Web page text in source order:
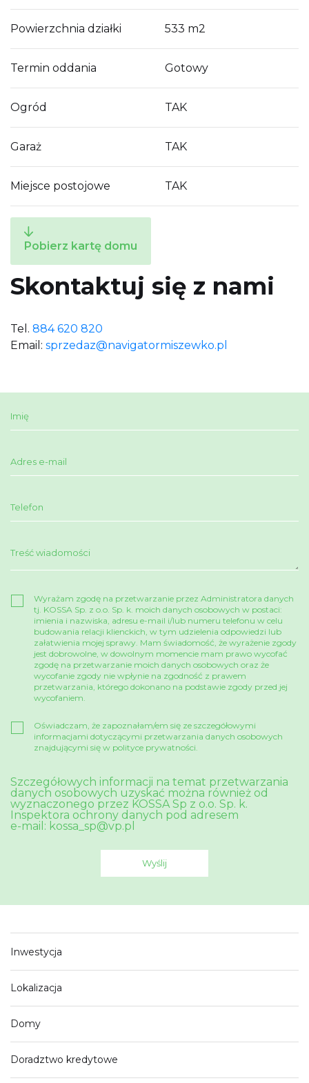
Powierzchnia działki 533 m2
Termin oddania Gotowy
Ogród TAK
Garaż TAK
Miejsce postojowe TAK
Pobierz kartę domu
Skontaktuj się z nami
Tel. 884 620 820
Email: sprzedaz@navigatormiszewko.pl
Wyrażam zgodę na przetwarzanie przez Administratora danych
tj. KOSSA Sp. z o.o. Sp. k. moich danych osobowych w postaci:
imienia i nazwiska, adresu e-mail i/lub numeru telefonu w celu
budowania relacji klienckich, w tym udzielenia odpowiedzi lub
załatwienia mojej sprawy. Mam świadomość, że wyrażenie zgody
jest dobrowolne, w dowolnym momencie mam prawo wycofać
zgodę na przetwarzanie moich danych osobowych oraz że
wycofanie zgody nie wpłynie na zgodność z prawem
przetwarzania, którego dokonano na podstawie zgody przed jej
wycofaniem.
Oświadczam, że zapoznałam/em się ze szczegółowymi
informacjami dotyczącymi przetwarzania danych osobowych
znajdującymi się w polityce prywatności.
Szczegółowych informacji na temat przetwarzania
danych osobowych uzyskać można również od
wyznaczonego przez KOSSA Sp z o.o. Sp. k.
Inspektora ochrony danych pod adresem
e-mail: kossa_sp@vp.pl
Inwestycja
Lokalizacja
Domy
Doradztwo kredytowe